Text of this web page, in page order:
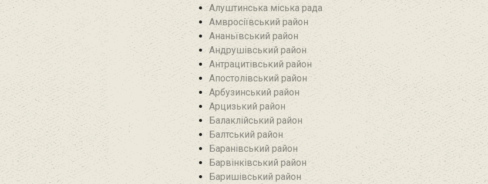
Алуштинська міська рада
Амвросіївський район
Ананьївський район‎
Андрушівський район‎
Антрацитівський район‎
Апостолівський район
Арбузинський район‎
Арцизький район‎
Балаклійський район
Балтський район‎
Баранівський район‎
Барвінківський район
Баришівський район